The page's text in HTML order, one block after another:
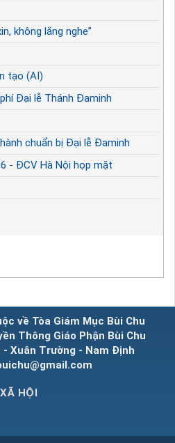
không lắng nghe”
tạo (AI)
Đại lễ Thánh Đaminh
chuẩn bị Đại lễ Đaminh
- ĐCV Hà Nội họp mặt
về Tòa Giám Mục Bùi Chu
Thông Giáo Phận Bùi Chu
Xuân Trường - Nam Định
HỘI